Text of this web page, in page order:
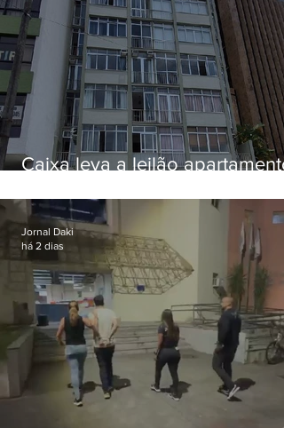
Caixa leva a leilão apartamento
Botafogo
Jornal Daki
há 2 dias